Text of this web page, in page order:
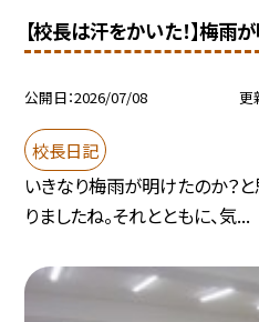
【校長は汗をかいた！】梅雨
公開日 2026/07/08 更
校長日記
いきなり梅雨が明けたのか？
りましたね。それとともに、気...